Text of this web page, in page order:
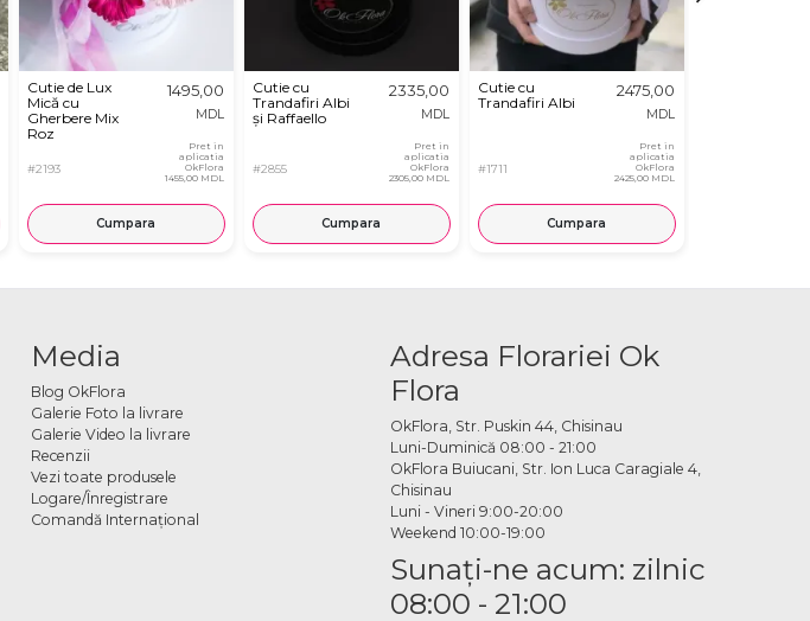
Cutie de Lux
Mică cu
Gherbere Mix
Roz
#2193
1495,00
MDL
Pret in
aplicatia
OkFlora
1455,00 MDL
Cumpara
Cutie cu
Trandafiri Albi
și Raffaello
#2855
2335,00
MDL
Pret in
aplicatia
OkFlora
2305,00 MDL
Cumpara
Cutie cu
Trandafiri Albi
#1711
2475,00
MDL
Pret in
aplicatia
OkFlora
2425,00 MDL
Cumpara
Media
Blog OkFlora
Galerie Foto la livrare
Galerie Video la livrare
Recenzii
Vezi toate produsele
Logare/Înregistrare
Comandă Internațional
Adresa Florariei Ok
Flora
OkFlora, Str. Puskin 44, Chisinau
Luni-Duminică 08:00 - 21:00
OkFlora Buiucani, Str. Ion Luca Caragiale 4,
Chisinau
Luni - Vineri 9:00-20:00
Weekend 10:00-19:00
Sunaţi-ne acum: zilnic
08:00 - 21:00